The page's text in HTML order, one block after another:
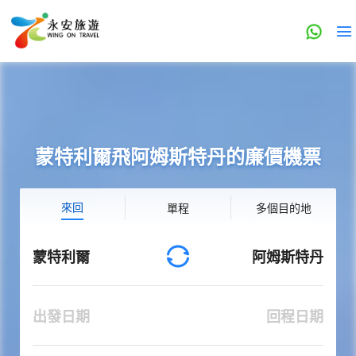
蒙特利爾飛阿姆斯特丹的廉價機票
來回 單程 多個目的地
蒙特利爾 阿姆斯特丹
出發日期 回程日期